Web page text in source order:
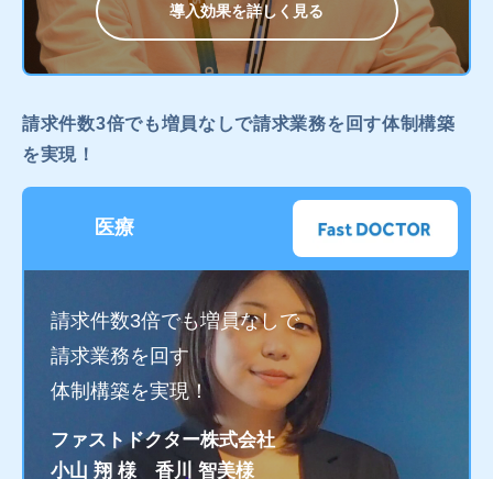
導入効果を詳しく見る
請求件数3倍でも増員なしで請求業務を回す体制構築
を実現！
医療
請求件数3倍でも増員なしで
請求業務を回す
体制構築を実現！
ファストドクター株式会社
小山 翔 様 香川 智美様